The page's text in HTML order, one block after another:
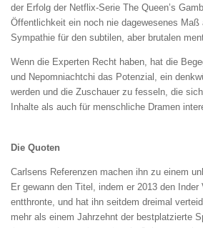
der Erfolg der Netflix-Serie The Queen’s
Öffentlichkeit ein noch nie dagewesenes Maß
Sympathie für den subtilen, aber brutalen
Wenn die Experten Recht haben, hat die
und Nepomniachtchi das Potenzial, ein
werden und die Zuschauer zu fesseln, die
Inhalte als auch für menschliche Dramen
Die Quoten
Carlsens Referenzen machen ihn zu einem
Er gewann den Titel, indem er 2013 den Inder
entthronte, und hat ihn seitdem dreimal
mehr als einem Jahrzehnt der bestplatzierte